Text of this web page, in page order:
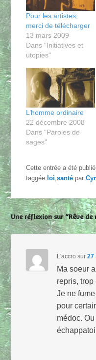
Pour les artistes,
merci de télécharger
13 mars 2009
Dans "Initiatives et
utopies"
L’homme ordinaire
22 décembre 2008
Dans "Paroles de
sages"
Cette entrée a été
taggée loi ,santé par
Une réflexion sur “Rêve
L'accro sur27
Ma soeur
repris, trop
Je ne
pour
médoc.